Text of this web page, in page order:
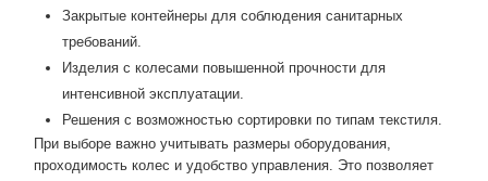
Закрытые контейнеры для соблюдения санитарных
требований.
Изделия с колесами повышенной прочности для
интенсивной эксплуатации.
Решения с возможностью сортировки по типам текстиля.
При выборе важно учитывать размеры оборудования,
проходимость колес и удобство управления. Это позволяет